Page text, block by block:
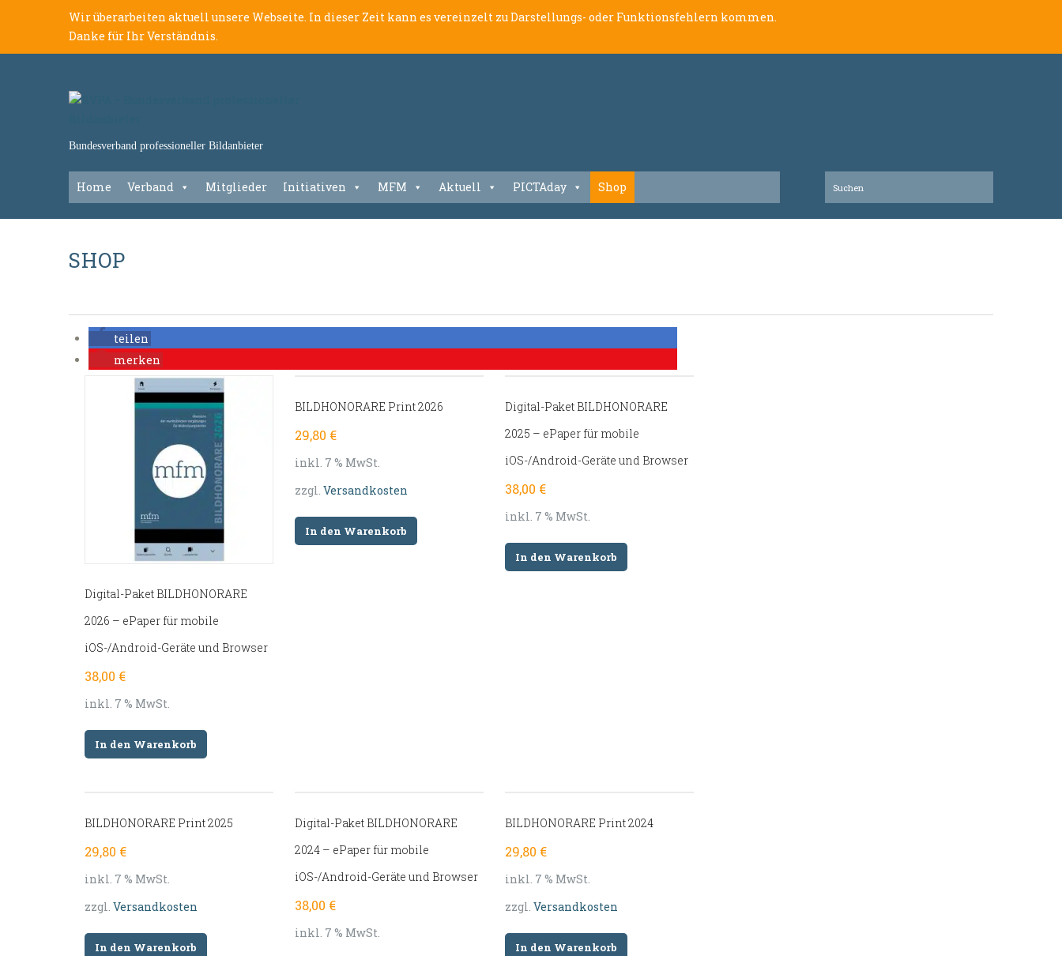
Wir überarbeiten aktuell unsere Webseite. In dieser Zeit kann es vereinzelt zu Darstellungs- oder Funktionsfehlern kommen.
Danke für Ihr Verständnis.
Bundesverband professioneller Bildanbieter
Home Verband Mitglieder Initiativen MFM Aktuell PICTAday Shop
SHOP
teilen
merken
Digital-Paket BILDHONORARE
2026 – ePaper für mobile
iOS-/Android-Geräte und Browser
38,00 €
inkl. 7 % MwSt.
In den Warenkorb
BILDHONORARE Print 2026
29,80 €
inkl. 7 % MwSt.
zzgl.Versandkosten
In den Warenkorb
Digital-Paket BILDHONORARE
2025 – ePaper für mobile
iOS-/Android-Geräte und Browser
38,00 €
inkl. 7 % MwSt.
In den Warenkorb
BILDHONORARE Print 2025
29,80 €
inkl. 7 % MwSt.
zzgl. Versandkosten
In den Warenkorb
Digital-Paket BILDHONORARE
2024 – ePaper für mobile
iOS-/Android-Geräte und Browser
38,00 €
inkl. 7 % MwSt.
BILDHONORARE Print 2024
29,80 €
inkl. 7 % MwSt.
zzgl.Versandkosten
In den Warenkorb